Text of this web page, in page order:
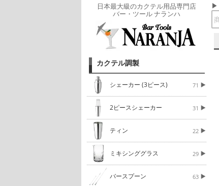
日本最大級のカクテル用品専門店
バー・ツール ナランハ
カクテル調製
シェーカー (3ピース) 71
2ピースシェーカー 31
ティン 22
ミキシンググラス 29
バースプーン 63